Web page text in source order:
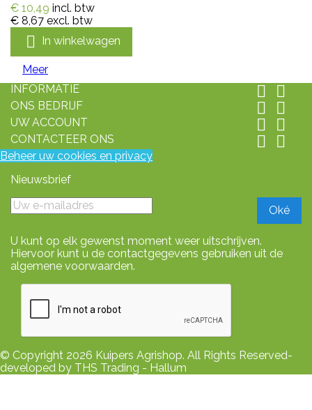
€ 10,49 incl. btw
€ 8,67 excl. btw
 In winkelwagen
Meer
INFORMATIE
 
ONS BEDRIJF  
UW ACCOUNT  
CONTACTEER ONS  
Beheer uw cookies en privacy
Nieuwsbrief
U kunt op elk gewenst moment weer uitschrijven.
Hiervoor kunt u de contactgegevens gebruiken uit de
algemene voorwaarden.
© Copyright 2026 Kuipers Agrishop. All Rights Reserved-
developed by THS Trading - Hallum